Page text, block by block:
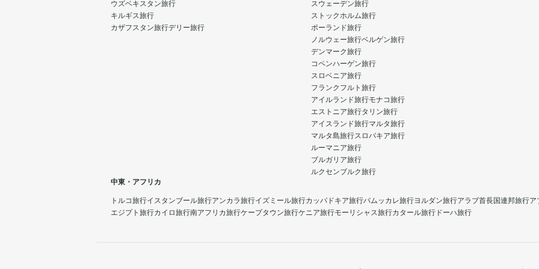
ウズベキスタン旅行
キルギス旅行
カザフスタン旅行デリー旅行
スウェーデン旅行
ストックホルム旅行
ポーランド旅行
ノルウェー旅行ベルゲン旅行
デンマーク旅行
コペンハーゲン旅行
スロベニア旅行
フランクフルト旅行
アイルランド旅行モナコ旅行
エストニア旅行タリン旅行
アイスランド旅行マルタ旅行
マルタ島旅行スロバキア旅行
ルーマニア旅行
ブルガリア旅行
ルクセンブルク旅行
中東・アフリカ
トルコ旅行イスタンブール旅行アンカラ旅行イズミール旅行カッパドキア旅行パムッカレ旅行ヨルダン旅行アラブ首長国連邦旅行ア
エジプト旅行カイロ旅行南アフリカ旅行ケープタウン旅行ケニア旅行モーリシャス旅行カタール旅行 ドーハ旅行